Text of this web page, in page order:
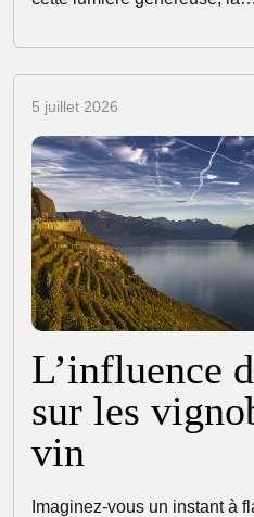
5 juillet 2026
L’influence
sur les
vin
Imaginez-vous un instant à